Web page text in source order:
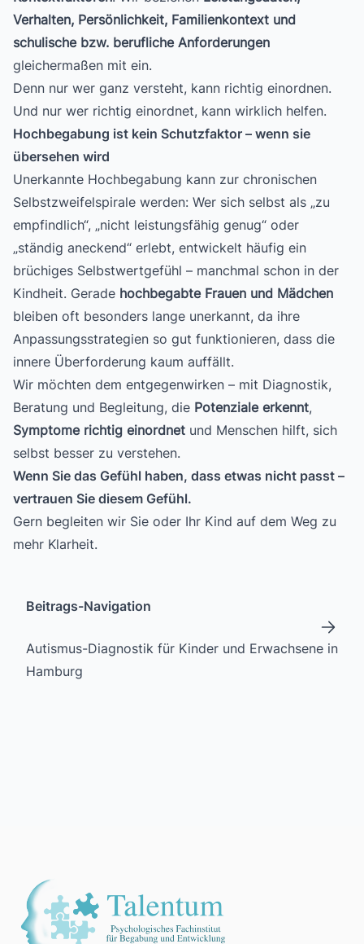
Verhalten, Persönlichkeit, Familienkontext und
schulische bzw. berufliche Anforderungen
gleichermaßen mit ein.
Denn nur wer ganz versteht, kann richtig einordnen.
Und nur wer richtig einordnet, kann wirklich helfen.
Hochbegabung ist kein Schutzfaktor – wenn sie
übersehen wird
Unerkannte Hochbegabung kann zur chronischen
Selbstzweifelspirale werden: Wer sich selbst als „zu
empfindlich“, „nicht leistungsfähig genug“ oder
„ständig aneckend“ erlebt, entwickelt häufig ein
brüchiges Selbstwertgefühl – manchmal schon in der
Kindheit. Gerade hochbegabte Frauen und Mädchen
bleiben oft besonders lange unerkannt, da ihre
Anpassungsstrategien so gut funktionieren, dass die
innere Überforderung kaum auffällt.
Wir möchten dem entgegenwirken – mit Diagnostik,
Beratung und Begleitung, die Potenziale erkennt,
Symptome richtig einordnet und Menschen hilft, sich
selbst besser zu verstehen.
Wenn Sie das Gefühl haben, dass etwas nicht passt –
vertrauen Sie diesem Gefühl.
Gern begleiten wir Sie oder Ihr Kind auf dem Weg zu
mehr Klarheit.
Beitrags-Navigation
Autismus-Diagnostik für Kinder und Erwachsene in
Hamburg